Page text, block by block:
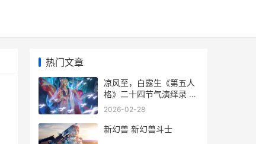
热门文章
凉风至，白露生《第五人
格》二十四节气演绎录 凉
风至,白露生下一句
2026-02-28
新幻兽 新幻兽斗士